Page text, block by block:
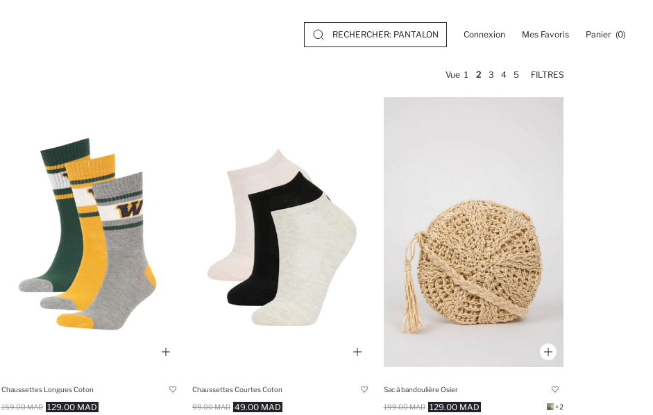
Connexion Mes Favoris Panier (0)
Vue 1 2 3 4 5 FILTRES
Chaussettes Longues Coton
129.00 MAD
159.00 MAD
Chaussettes Courtes Coton
49.00 MAD
99.00 MAD
Sac à bandoulière Osier
129.00 MAD
199.00 MAD +2